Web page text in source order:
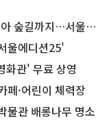
…서울둘레길 15코스
울에디션25'
화관' 무료 상영
페·어린이 체력장
물관 배롱나무 명소